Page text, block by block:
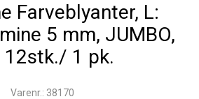
Farveblyanter, L:
5 mm, JUMBO,
12stk./ 1 pk.
Varenr.: 38170